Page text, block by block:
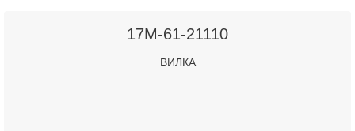
17M-61-21110
ВИЛКА